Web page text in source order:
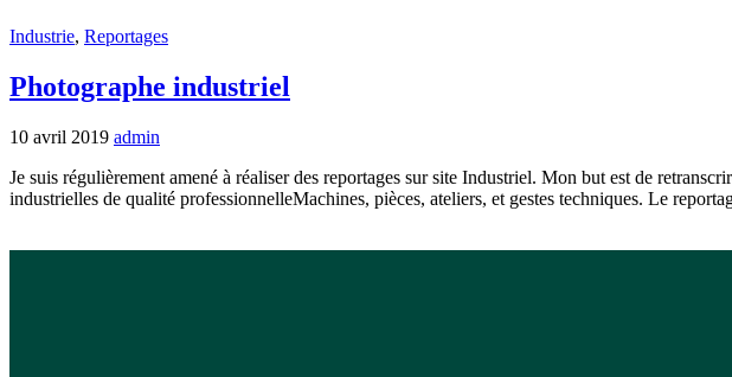
Industrie, Reportages
Photographe industriel
10 avril 2019 admin
Je suis régulièrement amené à réaliser des reportages sur site Industriel. Mon but est de
industrielles de qualité professionnelleMachines, pièces, ateliers, et gestes techniques. Le